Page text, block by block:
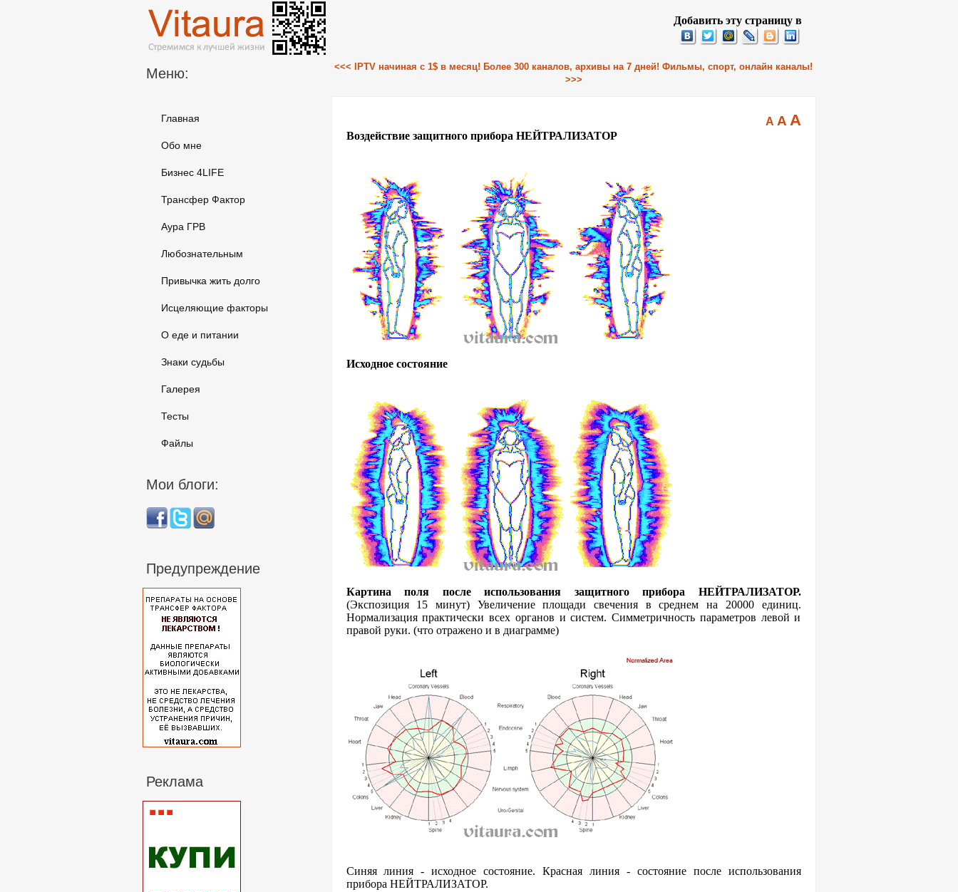
Меню:
Главная
Обо мне
Бизнес 4LIFE
Трансфер Фактор
Аура ГРВ
Любознательным
Привычка жить долго
Исцеляющие факторы
О еде и питании
Знаки судьбы
Галерея
Тесты
Файлы
Мои блоги:
Предупреждение
Реклама
Добавить эту страницу в
<<< IPTV начиная с 1$ в месяц! Более 300 каналов, архивы на 7 дней! Фильмы, спорт, онлайн каналы!
>>>
A A A
Воздействие защитного прибора НЕЙТРАЛИЗАТОР
Исходное состояние
Картина поля после использования защитного прибора НЕЙТРАЛИЗАТОР.
(Экспозиция 15 минут) Увеличение площади свечения в среднем на 20000 единиц.
Нормализация практически всех органов и систем. Симметричность параметров левой и
правой руки. (что отражено и в диаграмме)
Синяя линия - исходное состояние. Красная линия - состояние после использования
прибора НЕЙТРАЛИЗАТОР.